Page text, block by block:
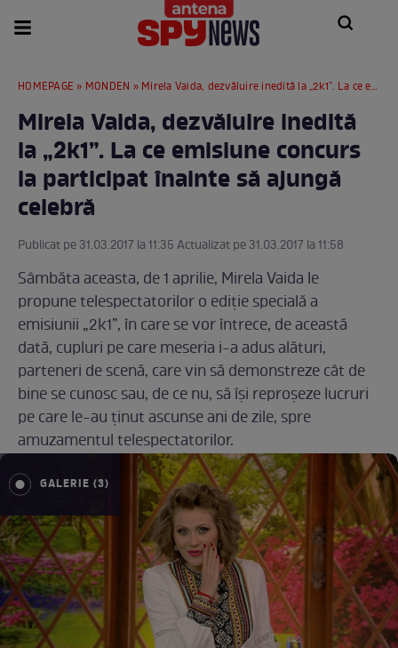
HOMEPAGE » MONDEN » Mirela Vaida, dezvăluire inedită la „2k1”. La ce emisiune concurs la participat înainte să ajungă celebră
Mirela Vaida, dezvăluire inedită
la „2k1”. La ce emisiune concurs
la participat înainte să ajungă
celebră
Publicat pe 31.03.2017 la 11:35 Actualizat pe 31.03.2017 la 11:58
Sâmbăta aceasta, de 1 aprilie, Mirela Vaida le
propune telespectatorilor o ediţie specială a
emisiunii „2k1”, în care se vor întrece, de această
dată, cupluri pe care meseria i-a adus alături,
parteneri de scenă, care vin să demonstreze cât de
bine se cunosc sau, de ce nu, să îşi reproşeze lucruri
pe care le-au ţinut ascunse ani de zile, spre
amuzamentul telespectatorilor.
GALERIE (3)